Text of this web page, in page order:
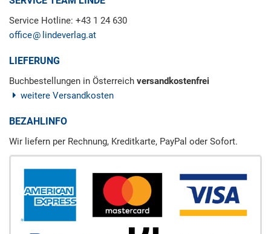
Service Hotline: +43 1 24 630
office
lindeverlag.at
LIEFERUNG
Buchbestellungen in Österreich versandkostenfrei
weitere Versandkosten
BEZAHLINFO
Wir liefern per Rechnung, Kreditkarte, PayPal oder Sofort.